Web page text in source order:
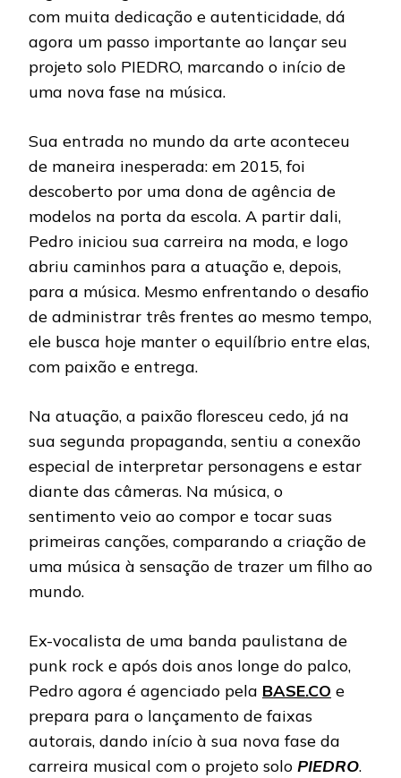
com muita dedicação e autenticidade, dá
agora um passo importante ao lançar seu
projeto solo PIEDRO, marcando o início de
uma nova fase na música.
Sua entrada no mundo da arte aconteceu
de maneira inesperada: em 2015, foi
descoberto por uma dona de agência de
modelos na porta da escola. A partir dali,
Pedro iniciou sua carreira na moda, e logo
abriu caminhos para a atuação e, depois,
para a música. Mesmo enfrentando o desafio
de administrar três frentes ao mesmo tempo,
ele busca hoje manter o equilíbrio entre elas,
com paixão e entrega.
Na atuação, a paixão floresceu cedo, já na
sua segunda propaganda, sentiu a conexão
especial de interpretar personagens e estar
diante das câmeras. Na música, o
sentimento veio ao compor e tocar suas
primeiras canções, comparando a criação de
uma música à sensação de trazer um filho ao
mundo.
Ex-vocalista de uma banda paulistana de
punk rock e após dois anos longe do palco,
Pedro agora é agenciado pela BASE.CO e
prepara para o lançamento de faixas
autorais, dando início à sua nova fase da
carreira musical com o projeto solo PIEDRO.